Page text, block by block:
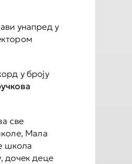
унапред у
у броју
све
Мала
школа
дочек деце